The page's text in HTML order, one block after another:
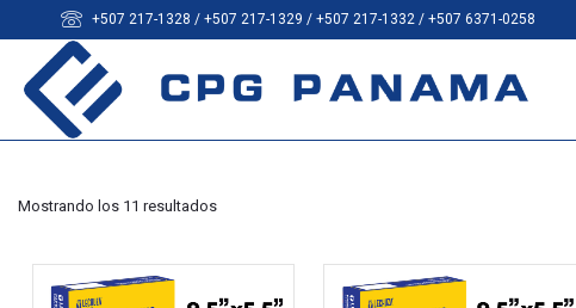
+507 217-1328 / +507 217-1329 / +507 217-1332 / +507 6371-0258
Mostrando los 11 resultados